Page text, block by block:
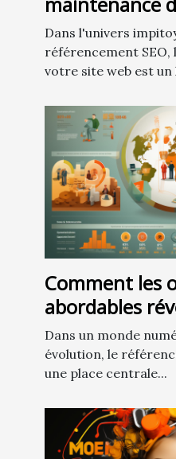
pour
Dans l'univers
référencement SEO,
votre site web est un
Comment les
abordables
l'accès aux
marketing
petites
Dans un monde
évolution, le
une place centrale...